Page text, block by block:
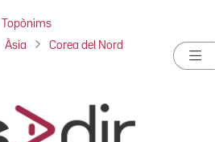
Topònims
Àsia Corea del Nord